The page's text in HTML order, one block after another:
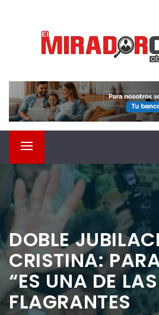
contenido
EL MIRADOR
Observá lo que pasa
Menú
principal
DOBLE
CRISTINA:
“ES UNA DE
FLAGRANTES